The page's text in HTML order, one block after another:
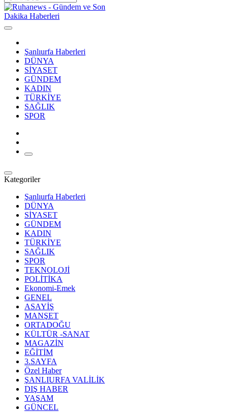
Şanlıurfa Haberleri
DÜNYA
SİYASET
GÜNDEM
KADIN
TÜRKİYE
SAĞLIK
SPOR
Kategoriler
Şanlıurfa Haberleri
DÜNYA
SİYASET
GÜNDEM
KADIN
TÜRKİYE
SAĞLIK
SPOR
TEKNOLOJİ
POLİTİKA
Ekonomi-Emek
GENEL
ASAYİŞ
MANŞET
ORTADOĞU
KÜLTÜR -SANAT
MAGAZİN
EĞİTİM
3.SAYFA
Özel Haber
ŞANLIURFA VALİLİK
DIŞ HABER
YAŞAM
GÜNCEL